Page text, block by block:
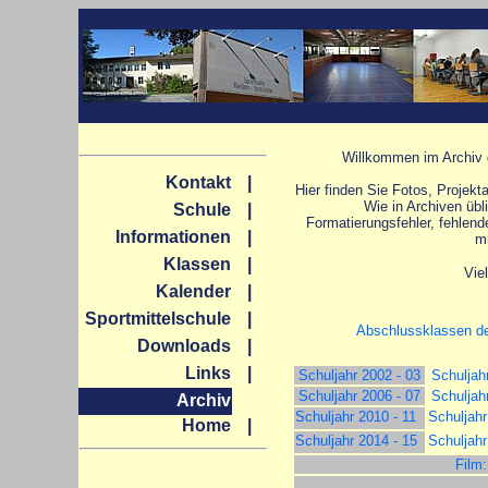
Kontakt
Schule
Informationen
Klassen
Kalender
Sportmittelschule
Downloads
Links
Archiv
Home
Willkommen im
Hier finden Sie Fotos,
Wie in Archiven
Formatierungsfehler,
Abschlussklassen
Schuljahr 2002 - 03
Schuljahr 2006 - 07
Schuljahr 2010 - 11
Schuljahr 2014 - 15